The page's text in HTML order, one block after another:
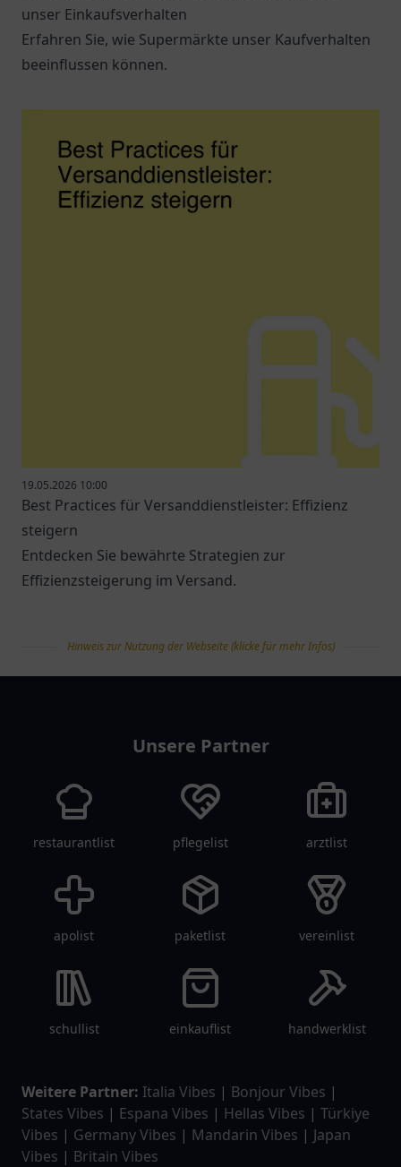
unser Einkaufsverhalten
Erfahren Sie, wie Supermärkte unser Kaufverhalten
beeinflussen können.
19.05.2026 10:00
Best Practices für Versanddienstleister: Effizienz
steigern
Entdecken Sie bewährte Strategien zur
Effizienzsteigerung im Versand.
Hinweis zur Nutzung der Webseite (klicke für mehr Infos)
Unsere Partner
restaurantlist pflegelist arztlist
apolist paketlist vereinlist
schullist einkauflist handwerklist
Weitere Partner: Italia Vibes | Bonjour Vibes |
States Vibes | Espana Vibes | Hellas Vibes | Türkiye
Vibes | Germany Vibes | Mandarin Vibes | Japan
Vibes | Britain Vibes